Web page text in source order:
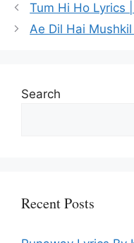
Tum Hi Ho Lyrics
Ae Dil Hai
Search
Recent Posts